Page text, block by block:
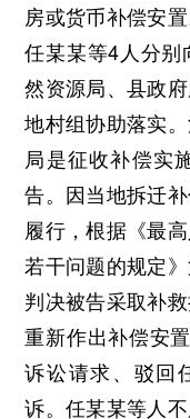
房或货币补偿安
任某某等4人分别
然资源局、县政
地村组协助落实
局是征收补偿实
告。因当地拆迁
履行，根据《最
若干问题的规定
判决被告采取补
重新作出补偿安
诉讼请求、驳回
诉。任某某等人